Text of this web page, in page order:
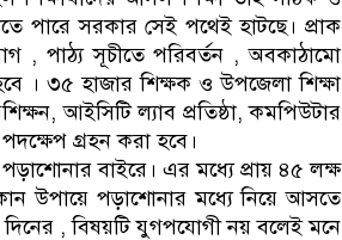
পারে সরকার সেই পথেই হাটছে। প্রাক
, পাঠ্য সূচীতে পরিবর্তন , অবকাঠামো
। ৩৫ হাজার শিক্ষক ও উপজেলা শিক্ষা
আইসিটি ল্যাব প্রতিষ্ঠা, কমপিউটার
পদক্ষেপ গ্রহন করা হবে।
পড়াশোনার বাইরে। এর মধ্যে প্রায় ৪৫ লক্ষ
উপায়ে পড়াশোনার মধ্যে নিয়ে আসতে
দিনের , বিষয়টি যুগপযোগী নয় বলেই মনে